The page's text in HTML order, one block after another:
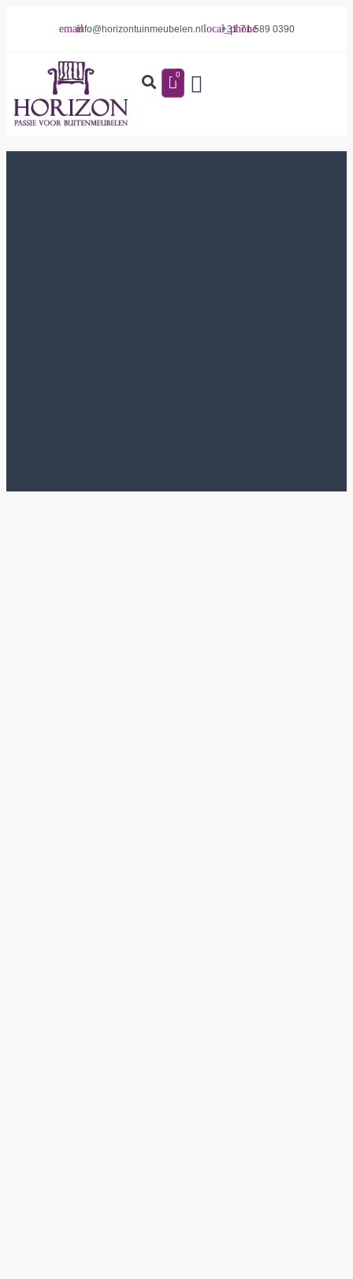
info@horizontuinmeubelen.nl +31 71 589 0390
0